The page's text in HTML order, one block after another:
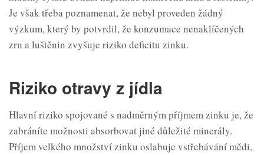
Je však třeba poznamenat, že nebyl proveden žádný
výzkum, který by potvrdil, že konzumace nenaklíčených
zrn a luštěnin zvyšuje riziko deficitu zinku.
Riziko otravy z jídla
Hlavní riziko spojované s nadměrným příjmem zinku je, že
zabráníte možnosti absorbovat jiné důležité minerály.
Příjem velkého množství zinku oslabuje vstřebávání mědi,